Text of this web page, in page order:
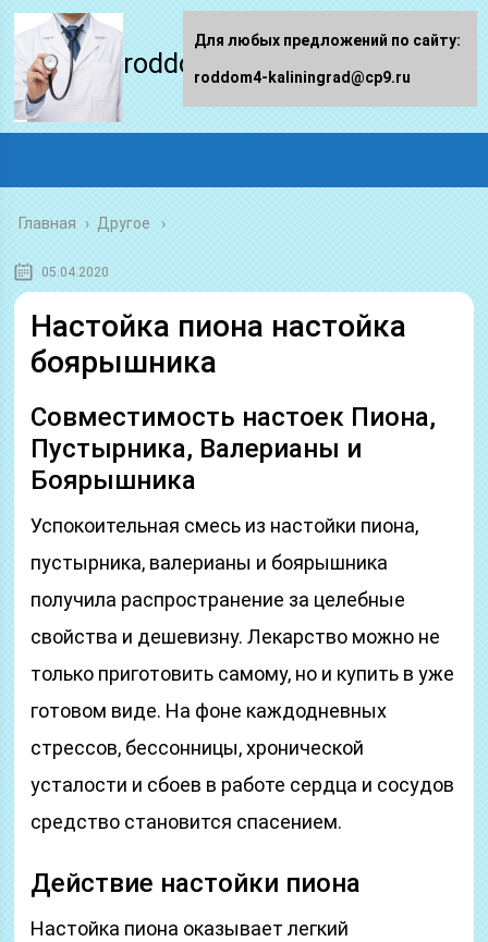
roddom4-kaliningrad.ru
Главная › Другое
05.04.2020
Настойка пиона настойка
боярышника
Совместимость настоек Пиона,
Пустырника, Валерианы и
Боярышника
Успокоительная смесь из настойки пиона,
пустырника, валерианы и боярышника
получила распространение за целебные
свойства и дешевизну. Лекарство можно не
только приготовить самому, но и купить в уже
готовом виде. На фоне каждодневных
стрессов, бессонницы, хронической
усталости и сбоев в работе сердца и сосудов
средство становится спасением.
Действие настойки пиона
Настойка пиона оказывает легкий
Для любых предложений по сайту:
roddom4-kaliningrad@cp9.ru